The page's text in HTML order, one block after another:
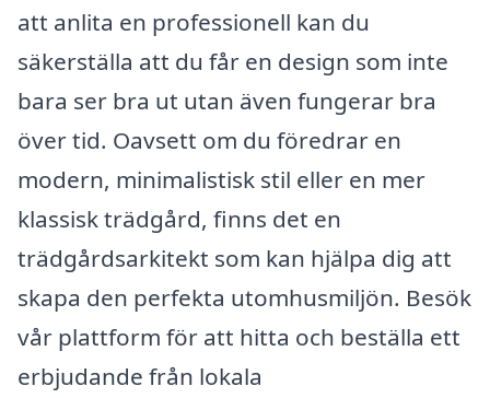
att anlita en professionell kan du
säkerställa att du får en design som inte
bara ser bra ut utan även fungerar bra
över tid. Oavsett om du föredrar en
modern, minimalistisk stil eller en mer
klassisk trädgård, finns det en
trädgårdsarkitekt som kan hjälpa dig att
skapa den perfekta utomhusmiljön. Besök
vår plattform för att hitta och beställa ett
erbjudande från lokala